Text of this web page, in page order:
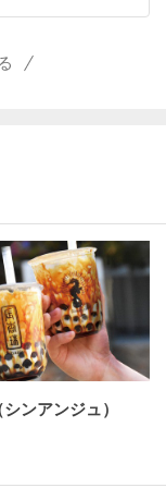
ンアンジュ）